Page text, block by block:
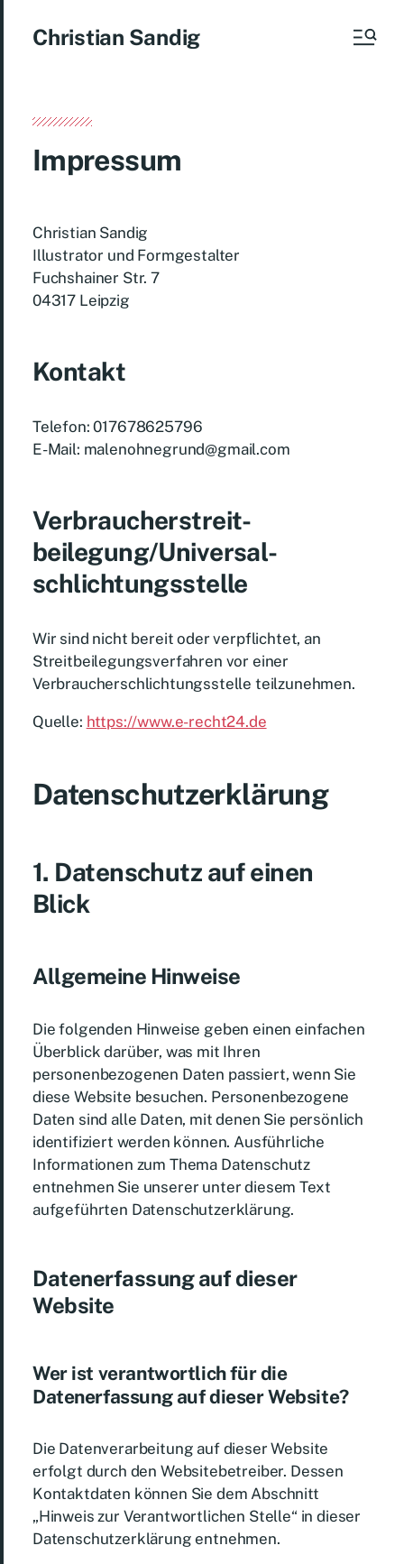
Christian Sandig
Impressum
Christian Sandig
Illustrator und Formgestalter
Fuchshainer Str. 7
04317 Leipzig
Kontakt
Telefon: 017678625796
E-Mail: malenohnegrund@gmail.com
Verbraucher­streit­
beilegung/Universal­
schlichtungs­stelle
Wir sind nicht bereit oder verpflichtet, an
Streitbeilegungsverfahren vor einer
Verbraucherschlichtungsstelle teilzunehmen.
Quelle: https://www.e-recht24.de
Datenschutz­erklärung
1. Datenschutz auf einen
Blick
Allgemeine Hinweise
Die folgenden Hinweise geben einen einfachen
Überblick darüber, was mit Ihren
personenbezogenen Daten passiert, wenn Sie
diese Website besuchen. Personenbezogene
Daten sind alle Daten, mit denen Sie persönlich
identifiziert werden können. Ausführliche
Informationen zum Thema Datenschutz
entnehmen Sie unserer unter diesem Text
aufgeführten Datenschutzerklärung.
Datenerfassung auf dieser
Website
Wer ist verantwortlich für die
Datenerfassung auf dieser Website?
Die Datenverarbeitung auf dieser Website
erfolgt durch den Websitebetreiber. Dessen
Kontaktdaten können Sie dem Abschnitt
„Hinweis zur Verantwortlichen Stelle“ in dieser
Datenschutzerklärung entnehmen.